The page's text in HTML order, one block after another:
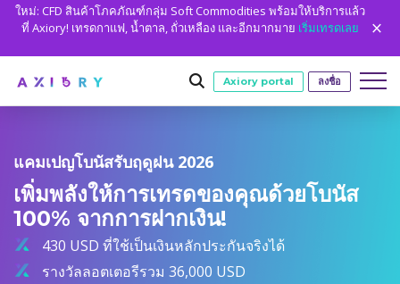
ใหม่: CFD สินค้าโภคภัณฑ์กลุ่ม Soft Commodities พร้อมให้บริการแล้ว
ที่ Axiory! เทรดกาแฟ, น้ำตาล, ถั่วเหลือง และอีกมากมาย เริ่มเทรดเลย
การเทรด
ตลาด
Clash CFD
เงื่อนไขการเทรด
วิธีการฝาก
บัญชี
บัญชีเทรด
Axiory Wallet ชั่วโมง
เริ่มต้น
เปิดบัญชี live
แพลตฟอร์ม
แพลตฟอร์ม
เครื่องมือการเทรด
เครื่องมือแพลตฟอร์ม
การศึกษา
Axiory portal ลงชื่อ
แคมเปญโบนัสรับฤดูฝน 2026
เพิ่มพลังให้การเทรดของคุณด้วยโบนัส
100% จากการฝากเงิน!
430 USD ที่ใช้เป็นเงินหลักประกันจริงได้
รางวัลลอตเตอรีรวม 36,000 USD